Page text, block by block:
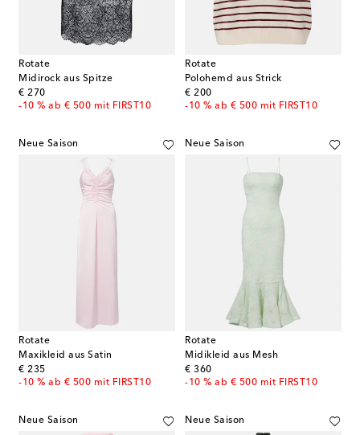
Rotate
Midirock aus Spitze
€ 270
original price
-10 % ab € 500 mit FIRST10
Rotate
Polohemd aus Strick
€ 200
original price
-10 % ab € 500 mit FIRST10
Neue Saison
Rotate
Maxikleid aus Satin
€ 235
original price
-10 % ab € 500 mit FIRST10
Neue Saison
Rotate
Midikleid aus Mesh
€ 360
original price
-10 % ab € 500 mit FIRST10
Neue Saison Neue Saison